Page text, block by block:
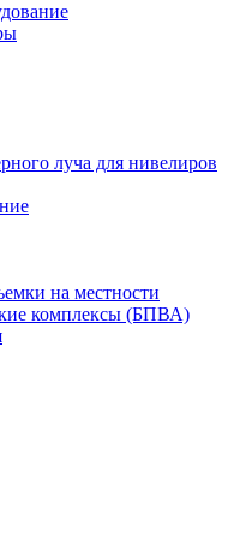
луча для нивелиров
на местности
комплексы (БПВА)